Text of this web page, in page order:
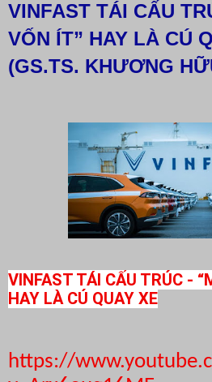
VINFAST TÁI CẤU
VỐN ÍT” HAY LÀ CÚ
(GS.TS. KHƯƠNG
VINFAST TÁI CẤU TRÚC -
HAY LÀ CÚ QUAY XE
https://